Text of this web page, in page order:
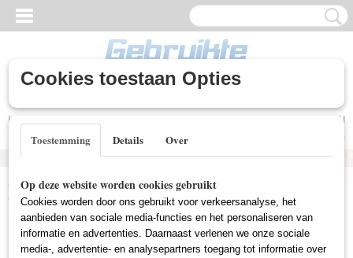
Inloggen
UW WINKELWAGEN
Home >Gebruikte DVD's>Thriller DVD Gebruikt
(Gebruikt)
Cookies toestaan Opties
Toestemming Details Over
Op deze website worden cookies gebruikt
Cookies worden door ons gebruikt voor verkeersanalyse, het
aanbieden van sociale media-functies en het personaliseren van
informatie en advertenties. Daarnaast verlenen we onze sociale
media-, advertentie- en analysepartners toegang tot informatie over